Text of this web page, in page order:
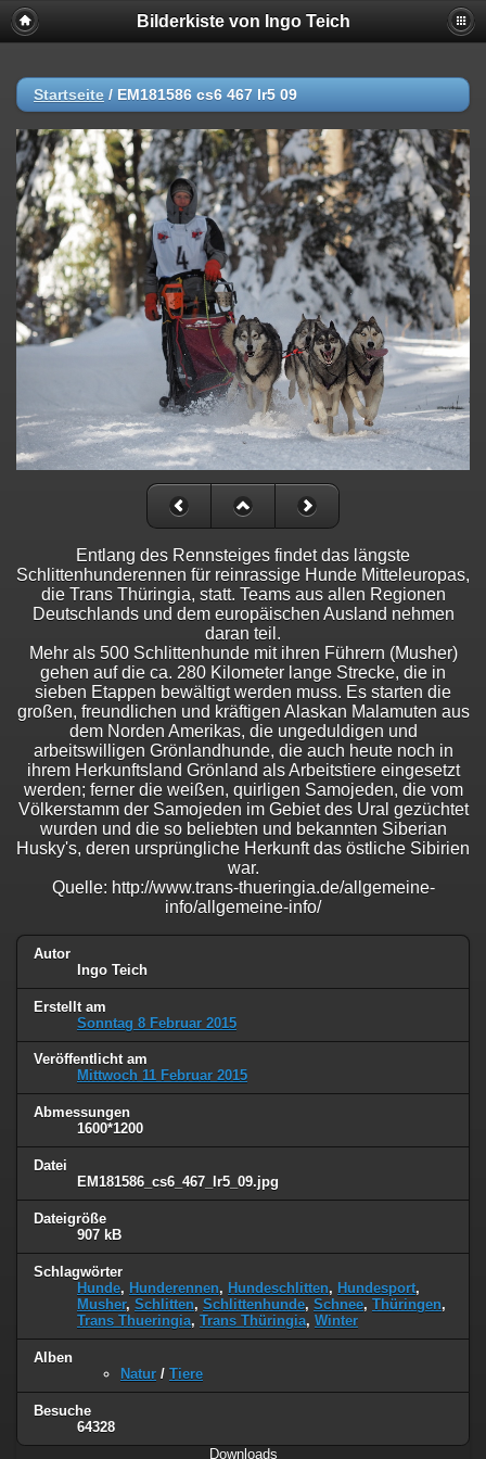
Bilderkiste von Ingo Teich
Startseite / EM181586 cs6 467 lr5 09
Entlang des Rennsteiges findet das längste
Schlittenhunderennen für reinrassige Hunde Mitteleuropas,
die Trans Thüringia, statt. Teams aus allen Regionen
Deutschlands und dem europäischen Ausland nehmen
daran teil.
Mehr als 500 Schlittenhunde mit ihren Führern (Musher)
gehen auf die ca. 280 Kilometer lange Strecke, die in
sieben Etappen bewältigt werden muss. Es starten die
großen, freundlichen und kräftigen Alaskan Malamuten aus
dem Norden Amerikas, die ungeduldigen und
arbeitswilligen Grönlandhunde, die auch heute noch in
ihrem Herkunftsland Grönland als Arbeitstiere eingesetzt
werden; ferner die weißen, quirligen Samojeden, die vom
Völkerstamm der Samojeden im Gebiet des Ural gezüchtet
wurden und die so beliebten und bekannten Siberian
Husky's, deren ursprüngliche Herkunft das östliche Sibirien
war.
Quelle: http://www.trans-thueringia.de/allgemeine-
info/allgemeine-info/
Autor
Ingo Teich
Erstellt am
Sonntag 8 Februar 2015
Veröffentlicht am
Mittwoch 11 Februar 2015
Abmessungen
1600*1200
Datei
EM181586_cs6_467_lr5_09.jpg
Dateigröße
907 kB
Schlagwörter
Hunde, Hunderennen, Hundeschlitten, Hundesport,
Musher, Schlitten, Schlittenhunde, Schnee, Thüringen,
Trans Thueringia, Trans Thüringia, Winter
Alben
Natur / Tiere
Besuche
64328
Downloads